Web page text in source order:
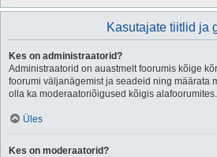
Kasutajate tiitlid ja
Kes on administraatorid?
Administraatorid on auastmelt foorumis kõige
foorumi väljanägemist ja seadeid ning määrata
olla ka moderaatoriõigused kõigis alafoorumites.
Üles
Kes on moderaatorid?